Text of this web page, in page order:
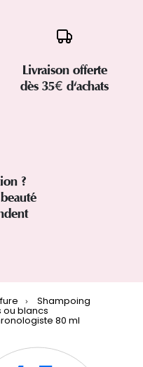
Livraison offerte
dès 35€ d'achats
?
Shampoing
ou blancs
80 ml